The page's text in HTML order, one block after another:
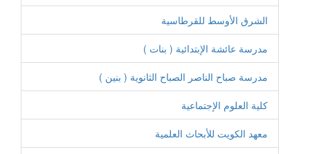
الشرق الأوسط للقرطاسية
مدرسة عائشة الإبتدائية ( بنات )
مدرسة صباح الناصر الصباح الثانوية ( بنين )
كلية العلوم الإجتماعية
معهد الكويت للأبحاث العلمية